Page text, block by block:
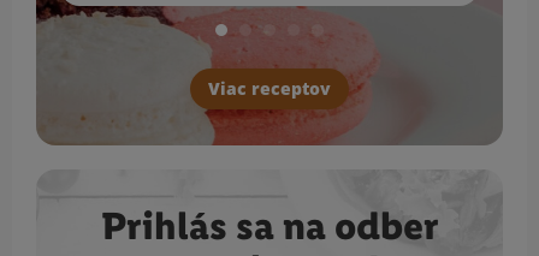
Viac receptov
Prihlás sa na odber